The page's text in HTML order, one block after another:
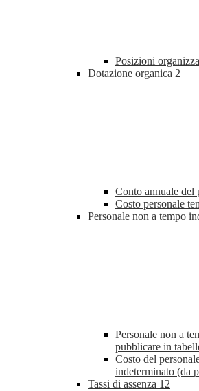
Posizioni
Dotazione organica 2
Conto annuale del
Costo personale
Personale non a tempo
Personale non a
pubblicare in
Costo del
indeterminato (da
Tassi di assenza 12